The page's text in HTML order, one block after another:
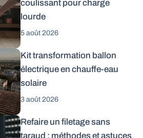
coulissant pour charge
lourde
5 août 2026
Kit transformation ballon
électrique en chauffe-eau
solaire
3 août 2026
Refaire un filetage sans
taraud : méthodes et astuces